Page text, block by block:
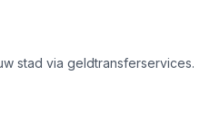
stad via geldtransferservices.